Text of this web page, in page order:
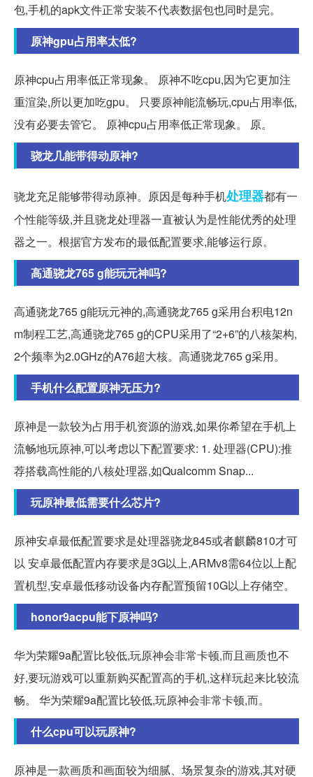
包,手机的apk文件正常安装不代表数据包也同时是完。
原神gpu占用率太低?
原神cpu占用率低正常现象。 原神不吃cpu,因为它更加注
重渲染,所以更加吃gpu。 只要原神能流畅玩,cpu占用率低,
没有必要去管它。 原神cpu占用率低正常现象。 原。
骁龙几能带得动原神?
骁龙充足能够带得动原神。原因是每种手机处理器都有一
个性能等级,并且骁龙处理器一直被认为是性能优秀的处理
器之一。根据官方发布的最低配置要求,能够运行原。
高通骁龙765 g能玩元神吗?
高通骁龙765 g能玩元神的,高通骁龙765 g采用台积电12n
m制程工艺,高通骁龙765 g的CPU采用了“2+6”的八核架构,
2个频率为2.0GHz的A76超大核。高通骁龙765 g采用。
手机什么配置原神无压力?
原神是一款较为占用手机资源的游戏,如果你希望在手机上
流畅地玩原神,可以考虑以下配置要求: 1. 处理器(CPU):推
荐搭载高性能的八核处理器,如Qualcomm Snap...
玩原神最低需要什么芯片?
原神安卓最低配置要求是处理器骁龙845或者麒麟810才可
以 安卓最低配置内存要求是3G以上,ARMv8需64位以上配
置机型,安卓最低移动设备内存配置预留10G以上存储空。
honor9acpu能下原神吗?
华为荣耀9a配置比较低,玩原神会非常卡顿,而且画质也不
好,要玩游戏可以重新购买配置高的手机,这样玩起来比较流
畅。 华为荣耀9a配置比较低,玩原神会非常卡顿,而。
什么cpu可以玩原神?
原神是一款画质和画面较为细腻、场景复杂的游戏,其对硬